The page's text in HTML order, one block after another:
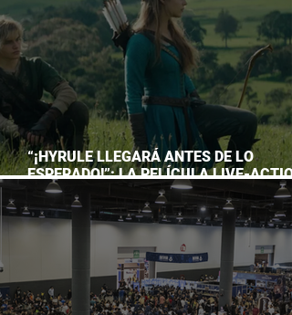
“¡HYRULE LLEGARÁ ANTES DE LO
ESPERADO!”: LA PELÍCULA LIVE-
DE THE LEGEND OF ZELDA ADELANTA
ESTRENO